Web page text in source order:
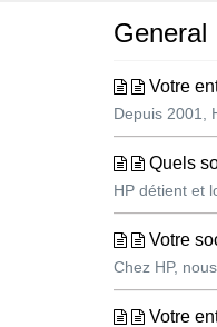
General
Votre
Depuis 2001,
Quels
HP détient et
Votre
Chez HP,
Votre